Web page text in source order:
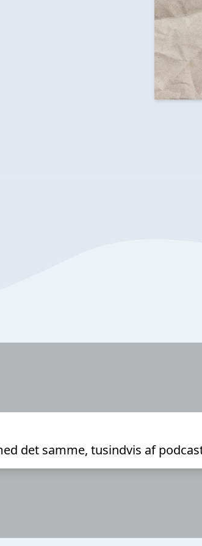
det samme, tusindvis af